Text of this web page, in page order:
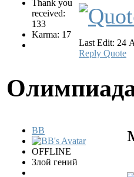
Thank you
received:
133
Karma: 17
Last Edit: 24
Reply Quote
BB
OFFLINE
Злой гений